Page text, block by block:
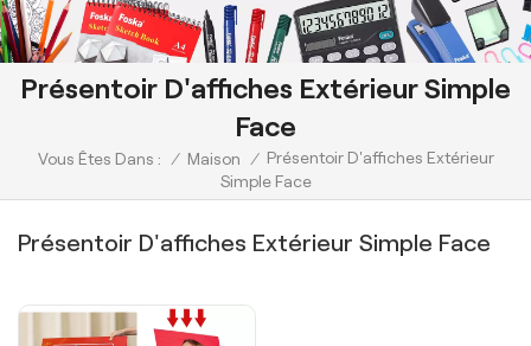
Présentoir D'affiches Extérieur Simple
Face
Vous Êtes Dans : / Maison / Présentoir D'affiches Extérieur
Simple Face
Présentoir D'affiches Extérieur Simple Face